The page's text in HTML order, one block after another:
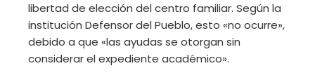
libertad de elección del centro familiar. Según la
institución Defensor del Pueblo, esto «no ocurre»,
debido a que «las ayudas se otorgan sin
considerar el expediente académico».